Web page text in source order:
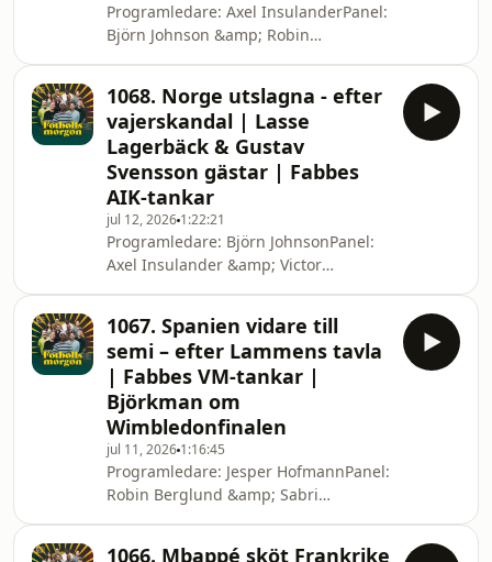
Programledare: Axel InsulanderPanel:
Björn Johnson &amp; Robin
&amp; Johanna Frändén Gäster:
MygganFotbollsmorgon görs i
samarbete med The Odyssey,
Christopher Nolans nya episka
storfilm. Se den på bio från den 17 juli
– boka dina biljetter här:
https://www.filmstaden.se/film/the-
od...._______Missa inte vår Fandom
Hour inför finale
1068. Norge utslagna - efter
vajerskandal | Lasse
Lagerbäck & Gustav
Svensson gästar | Fabbes
AIK-tankar
jul 12, 2026 1:22:21
Programledare: Björn JohnsonPanel:
Axel Insulander &amp; Victor
Lars Lagerbäck_______Fotbollsmorgon
görs i samarbete med The Odyssey,
Christopher Nolans nya episka
storfilm. Se den på bio från den 17 juli
– boka dina biljetter
här:https://www.filmstaden.se/film/the-
od...._______Missa inte vår Fandom
Hour inför finalen, som vi gör i beta
1067. Spanien vidare till
semi – efter Lammens tavla
| Fabbes VM-tankar |
Björkman om
Wimbledonfinalen
jul 11, 2026 1:16:45
Programledare: Jesper HofmannPanel:
Robin Berglund &amp; Sabri
1066. Mbappé sköt Frankrike